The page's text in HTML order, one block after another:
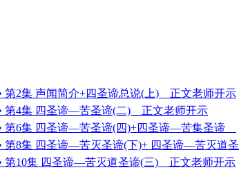
第2集 声闻简介+四圣谛总说(上) 正文老师开示
第4集 四圣谛—苦圣谛(二) 正文老师开示
第6集 四圣谛—苦圣谛(四)+四圣谛—苦集圣谛
第8集 四圣谛—苦灭圣谛(下)+ 四圣谛—苦灭道圣
第10集 四圣谛—苦灭道圣谛(三) 正文老师开示